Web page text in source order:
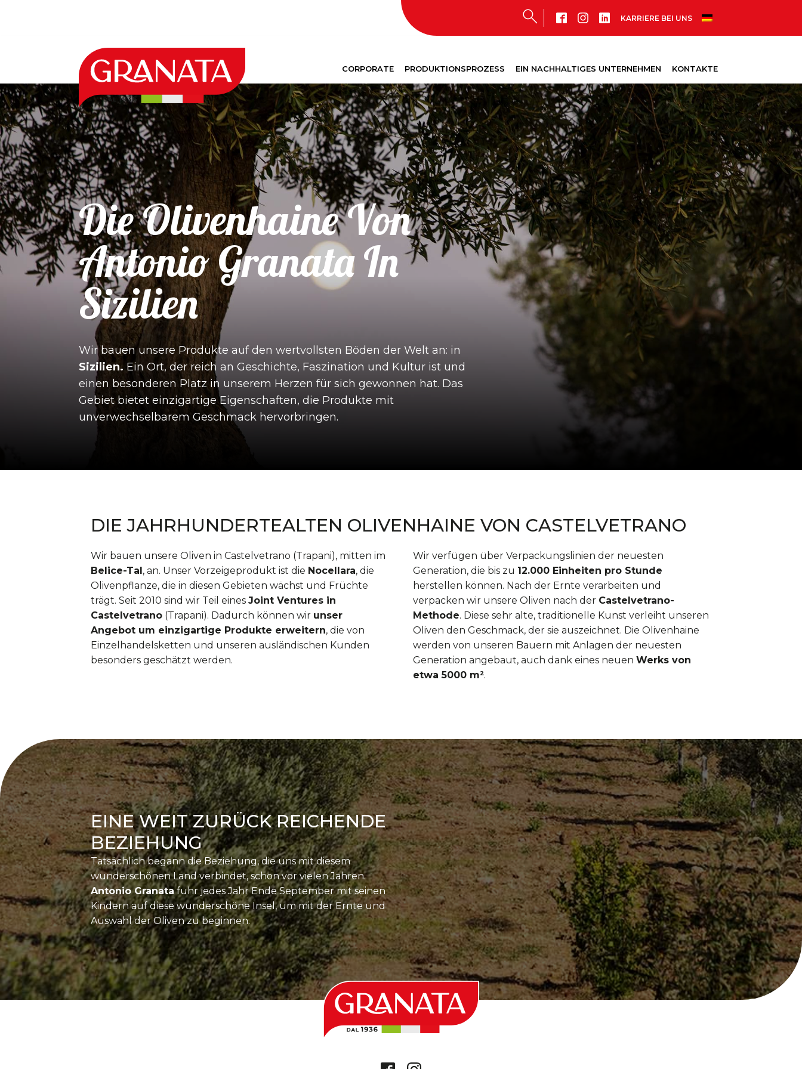
KARRIERE BEI UNS
CORPORATE PRODUKTIONSPROZESS EIN NACHHALTIGES UNTERNEHMEN KONTAKTE
Die Olivenhaine Von
Antonio Granata In
Sizilien
Wir bauen unsere Produkte auf den wertvollsten Böden der Welt an: in
Sizilien. Ein Ort, der reich an Geschichte, Faszination und Kultur ist und
einen besonderen Platz in unserem Herzen für sich gewonnen hat. Das
Gebiet bietet einzigartige Eigenschaften, die Produkte mit
unverwechselbarem Geschmack hervorbringen.
DIE JAHRHUNDERTEALTEN OLIVENHAINE VON CASTELVETRANO
Wir bauen unsere Oliven in Castelvetrano (Trapani), mitten im
Belice-Tal, an. Unser Vorzeigeprodukt ist die Nocellara, die
Olivenpflanze, die in diesen Gebieten wächst und Früchte
trägt. Seit 2010 sind wir Teil eines Joint Ventures in
Castelvetrano (Trapani). Dadurch können wir unser
Angebot um einzigartige Produkte erweitern, die von
Einzelhandelsketten und unseren ausländischen Kunden
besonders geschätzt werden.
Wir verfügen über Verpackungslinien der neuesten
Generation, die bis zu 12.000 Einheiten pro Stunde
herstellen können. Nach der Ernte verarbeiten und
verpacken wir unsere Oliven nach der Castelvetrano-
Methode. Diese sehr alte, traditionelle Kunst verleiht unseren
Oliven den Geschmack, der sie auszeichnet. Die Olivenhaine
werden von unseren Bauern mit Anlagen der neuesten
Generation angebaut, auch dank eines neuen Werks von
etwa 5000 m².
EINE WEIT ZURÜCK REICHENDE
BEZIEHUNG
Tatsächlich begann die Beziehung, die uns mit diesem
wunderschönen Land verbindet, schon vor vielen Jahren.
Antonio Granatafuhr jedes Jahr Ende September mit seinen
Kindern auf diese wunderschöne Insel, um mit der Ernte und
Auswahl der Oliven zu beginnen.